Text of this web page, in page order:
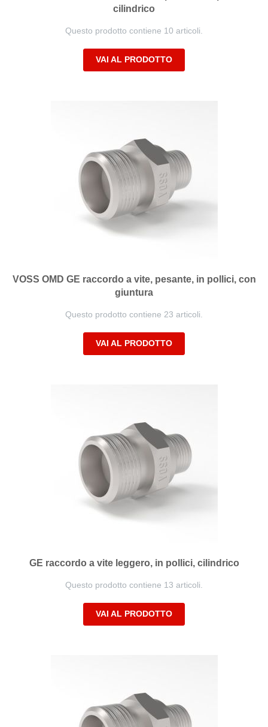
cilindrico
Questo prodotto contiene 10 articoli.
VAI AL PRODOTTO
VOSS OMD GE raccordo a vite, pesante, in pollici, con
giuntura
Questo prodotto contiene 23 articoli.
VAI AL PRODOTTO
GE raccordo a vite leggero, in pollici, cilindrico
Questo prodotto contiene 13 articoli.
VAI AL PRODOTTO